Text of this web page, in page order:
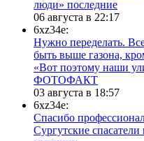
люди» последние
06 августа в 22:17
6xz34e:
Нужно переделать.
быть выше газона,
«Вот поэтому наши
ФОТОФАКТ
03 августа в 18:57
6xz34e:
Спасибо
Сургутские